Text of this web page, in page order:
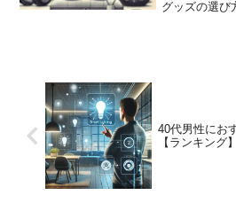
グッズの選び
40代男性にお
【ランキング】